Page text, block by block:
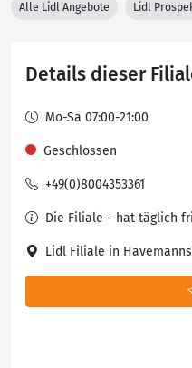
Alle Lidl Angebote Lidl
Details dieser
Mo-Sa 07:00-21:00
Geschlossen
+49(0)8004353361
Die Filiale - hat täglich
Lidl Filiale in